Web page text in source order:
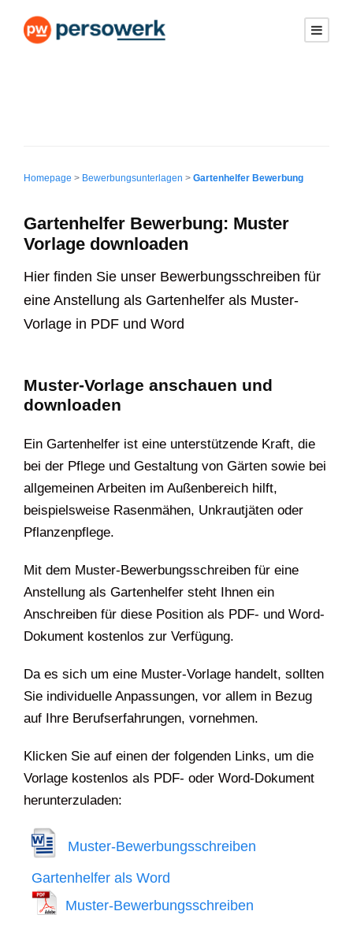
Homepage > Bewerbungsunterlagen > Gartenhelfer Bewerbung
Gartenhelfer Bewerbung: Muster
Vorlage downloaden
Hier finden Sie unser Bewerbungsschreiben für
eine Anstellung als Gartenhelfer als Muster-
Vorlage in PDF und Word
Muster-Vorlage anschauen und
downloaden
Ein Gartenhelfer ist eine unterstützende Kraft, die
bei der Pflege und Gestaltung von Gärten sowie bei
allgemeinen Arbeiten im Außenbereich hilft,
beispielsweise Rasenmähen, Unkrautjäten oder
Pflanzenpflege.
Mit dem Muster-Bewerbungsschreiben für eine
Anstellung als Gartenhelfer steht Ihnen ein
Anschreiben für diese Position als PDF- und Word-
Dokument kostenlos zur Verfügung.
Da es sich um eine Muster-Vorlage handelt, sollten
Sie individuelle Anpassungen, vor allem in Bezug
auf Ihre Berufserfahrungen, vornehmen.
Klicken Sie auf einen der folgenden Links, um die
Vorlage kostenlos als PDF- oder Word-Dokument
herunterzuladen:
Muster-Bewerbungsschreiben
Gartenhelfer als Word
Muster-Bewerbungsschreiben